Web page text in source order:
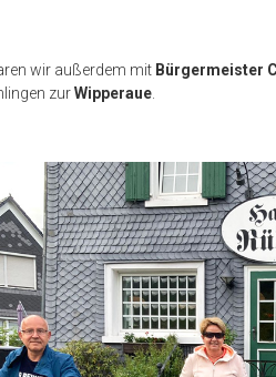
wir außerdem mit Bürgermeister
zurWipperaue